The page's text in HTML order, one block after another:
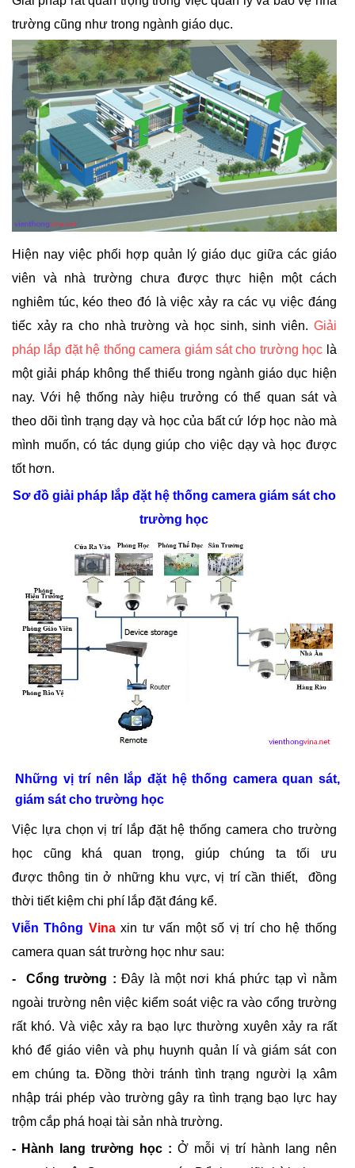
trường cũng như trong ngành giáo dục.
Hiện nay việc phối hợp quản lý giáo dục giữa các giáo
viên và nhà trường chưa được thực hiện một cách
nghiêm túc, kéo theo đó là việc xảy ra các vụ việc đáng
tiếc xảy ra cho nhà trường và học sinh, sinh viên. Giải
pháp lắp đặt hệ thống camera giám sát cho trường học là
một giải pháp không thể thiếu trong ngành giáo dục hiện
nay. Với hệ thống này hiệu trưởng có thể quan sát và
theo dõi tình trạng dạy và học của bất cứ lớp học nào mà
mình muốn, có tác dụng giúp cho việc dạy và học được
tốt hơn.
Sơ đồ giải pháp lắp đặt hệ thống camera giám sát cho
trường học
Những vị trí nên lắp đặt hệ thống camera quan sát,
giám sát cho trường học
Việc lựa chọn vị trí lắp đặt hệ thống camera cho trường
học cũng khá quan trọng, giúp chúng ta tối ưu
được thông tin ở những khu vực, vị trí cần thiết, đồng
thời tiết kiệm chi phí lắp đặt đáng kể.
Viễn Thông Vinaxin tư vấn một số vị trí cho hệ thống
camera quan sát trường học như sau:
- Cổng trường : Đây là một nơi khá phức tạp vì nằm
ngoài trường nên việc kiểm soát việc ra vào cổng trường
rất khó. Và việc xảy ra bạo lực thường xuyên xảy ra rất
khó để giáo viên và phụ huynh quản lí và giám sát con
em chúng ta. Đồng thời tránh tình trạng người lạ xâm
nhập trái phép vào trường gây ra tình trạng bạo lực hay
trộm cắp phá hoại tài sản nhà trường.
- Hành lang trường học : Ở mỗi vị trí hành lang nên